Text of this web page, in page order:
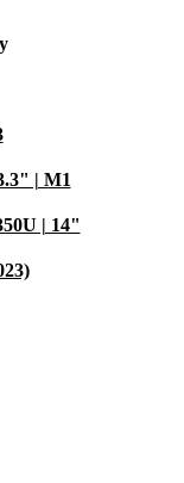
| M1
| 14"